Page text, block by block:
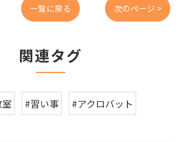
一覧に戻る 次のページ >
関連タグ
#習い事 #アクロバット